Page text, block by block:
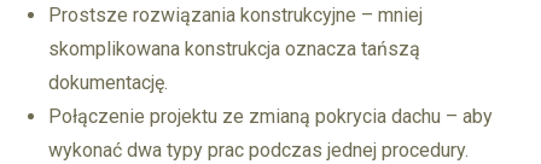
Prostsze rozwiązania konstrukcyjne – mniej
skomplikowana konstrukcja oznacza tańszą
dokumentację.
Połączenie projektu ze zmianą pokrycia dachu – aby
wykonać dwa typy prac podczas jednej procedury.